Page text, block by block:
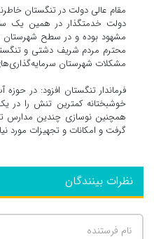
مقام عالی دولت در تنگستان
دولت خدمتگذار در همین یک
مشهود بوده و در سطح شهرستان
محترم مردم شریف دشتی و
مشکلات شهرستان
فرماندار تنگستان افزود: در
خوشبختانه کمترین تنش را در
همچنین نوسازی چندین مدارس
گرفت و امکانات و تجهیزات مورد
نظرات بینندگان